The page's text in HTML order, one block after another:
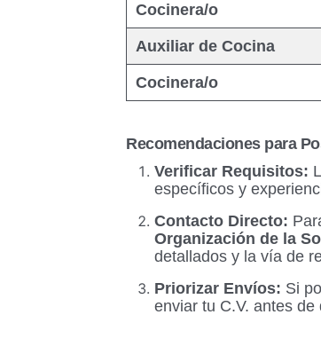
Cocinera/o
Auxiliar de Cocina
Cocinera/o
Recomendaciones para
Verificar Requisitos:
específicos y
Contacto Directo:
Organización de la
detallados y la vía de
Priorizar Envíos: Si
enviar tu C.V. antes